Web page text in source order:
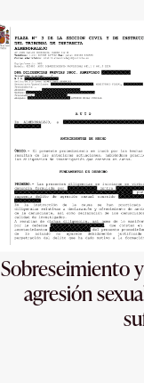
Sobreseimiento
agresión